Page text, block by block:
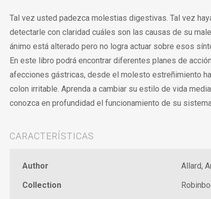
Tal vez usted padezca molestias digestivas. Tal vez
detectarle con claridad cuáles son las causas de su
ánimo está alterado pero no logra actuar sobre esos
En este libro podrá encontrar diferentes planes de
afecciones gástricas, desde el molesto estreñimiento
colon irritable. Aprenda a cambiar su estilo de vida
conozca en profundidad el funcionamiento de su
CARACTERÍSTICAS
Author
Allard,
Collection